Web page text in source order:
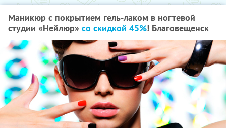
Маникюр с покрытием гель-лаком в ногтевой
студии «Нейлюр» со скидкой 45%! Благовещенск